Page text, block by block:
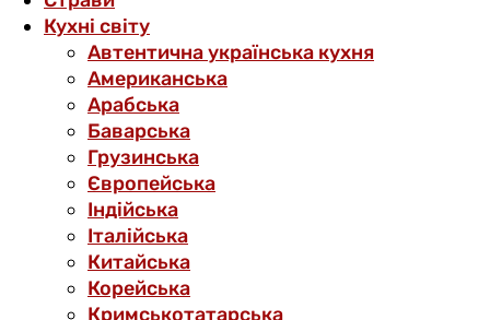
Кухні світу
Автентична українська кухня
Американська
Арабська
Баварська
Грузинська
Європейська
Індійська
Італійська
Китайська
Корейська
Кримськотатарська